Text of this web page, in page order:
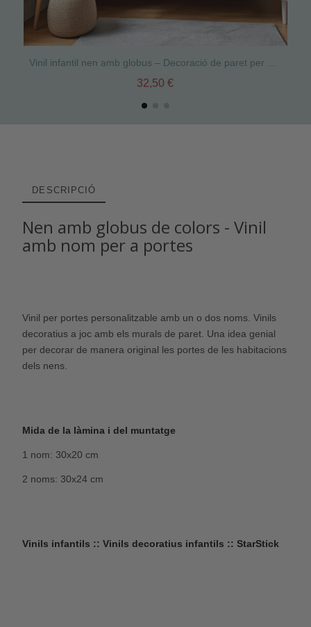
Vinil infantil nen amb globus – Decoració de paret per habitacions infantils
32,50 €
DESCRIPCIÓ
Nen amb globus de colors - Vinil
amb nom per a portes
Vinil per portes personalitzable amb un o dos noms. Vinils
decoratius a joc amb els murals de paret. Una idea genial
per decorar de manera original les portes de les habitacions
dels nens.
Mida de la làmina i del muntatge
1 nom: 30x20 cm
2 noms: 30x24 cm
Vinils infantils :: Vinils decoratius infantils :: StarStick